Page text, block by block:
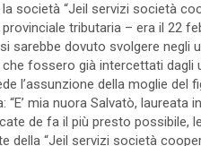
società “Jeil servizi società
tributaria – era il 22
sarebbe dovuto svolgere negli
fossero già intercettati dagli
l’assunzione della moglie
“E’ mia nuora Salvatò,
de fa il più presto possibile,
della “Jeil servizi società